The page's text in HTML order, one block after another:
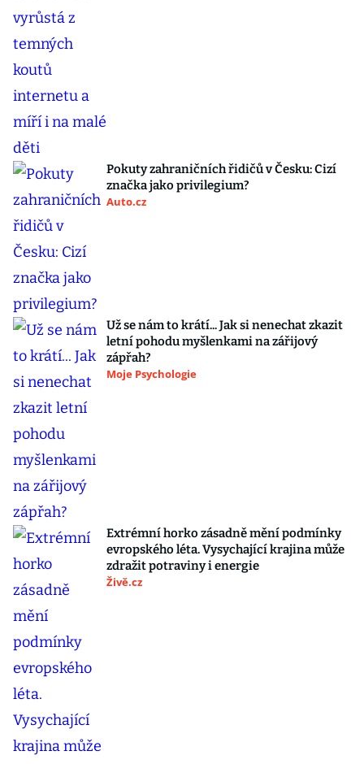
Pokuty zahraničních řidičů v Česku: Cizí
značka jako privilegium?
Auto.cz
Už se nám to krátí... Jak si nenechat zkazit
letní pohodu myšlenkami na zářijový
zápřah?
Moje Psychologie
Extrémní horko zásadně mění podmínky
evropského léta. Vysychající krajina může
zdražit potraviny i energie
Živě.cz